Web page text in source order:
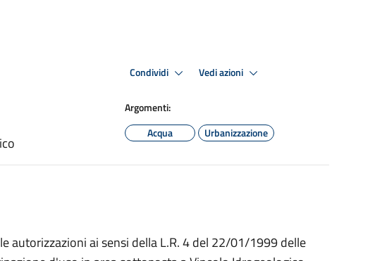
Condividi Vedi azioni
Argomenti:
Acqua
Urbanizzazione
autorizzazioni ai sensi della L.R. 4 del 22/01/1999 delle